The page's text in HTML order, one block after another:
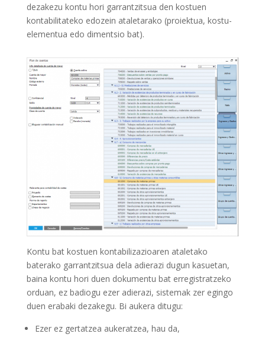
dezakezu kontu hori garrantzitsua den kostuen
kontabilitateko edozein ataletarako (proiektua, kostu-
elementua edo dimentsio bat).
Kontu bat kostuen kontabilizazioaren ataletako
baterako garrantzitsua dela adierazi dugun kasuetan,
baina kontu hori duen dokumentu bat erregistratzeko
orduan, ez badiogu ezer adierazi, sistemak zer egingo
duen erabaki dezakegu. Bi aukera ditugu:
Ezer ez gertatzea aukeratzea, hau da,